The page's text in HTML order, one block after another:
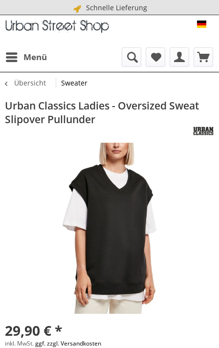
Schnelle Lieferung
Menü
Übersicht Sweater
Urban Classics Ladies - Oversized Sweat
Slipover Pullunder
29,90 € *
inkl. MwSt.ggf. zzgl. Versandkosten